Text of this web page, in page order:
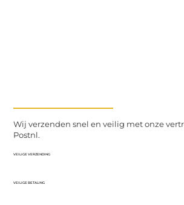
Wij verzenden snel en veilig met onze
Postnl.
VEILIGE VERZENDING
VEILIGE BETALING